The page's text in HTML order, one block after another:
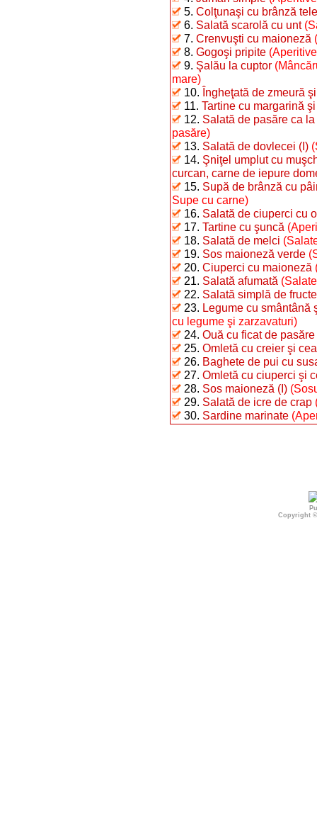
5. Colţunaşi cu brânză
6. Salată scarolă cu unt
7. Crenvuşti cu maioneză
8. Gogoşi pripite
9. Şalău la cuptor
mare)
10. Îngheţată de zmeură
11. Tartine cu margarină
12. Salată de pasăre ca
pasăre)
13. Salată de dovlecei (I)
14. Şniţel umplut cu
curcan, carne de iepure
15. Supă de brânză cu
Supe cu carne)
16. Salată de ciuperci cu
17. Tartine cu şuncă
18. Salată de melci
19. Sos maioneză verde
20. Ciuperci cu maioneză
21. Salată afumată
22. Salată simplă de fructe
23. Legume cu smântână
cu legume şi zarzavaturi)
24. Ouă cu ficat de pasăre
25. Omletă cu creier şi
26. Baghete de pui cu
27. Omletă cu ciuperci şi
28. Sos maioneză (I)
29. Salată de icre de crap
30. Sardine marinate
Copyright